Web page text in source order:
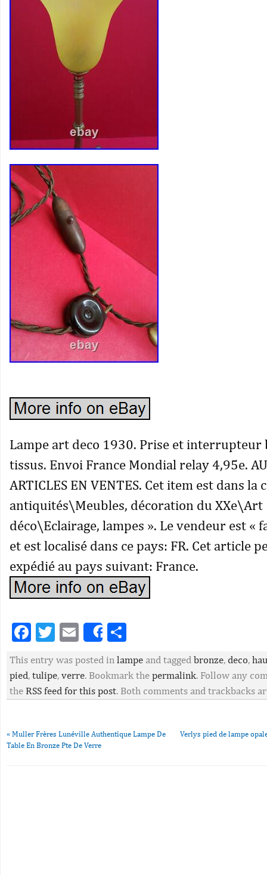
Lampe art deco 1930. Prise et interrupteur
tissus. Envoi France Mondial relay 4,95e.
ARTICLES EN VENTES. Cet item est dans la
antiquités\Meubles, décoration du XXe\Art
déco\Eclairage, lampes ». Le vendeur est «
et est localisé dans ce pays: FR. Cet article
expédié au pays suivant: France.
Facebook
Twitter
EmailShare
This entry was posted in lampe and tagged bronze, deco,
pied, tulipe, verre. Bookmark the permalink. Follow any
the RSS feed for this post. Both comments and trackbacks
« Muller Frères Lunéville Authentique Lampe De
Table En Bronze Pte De Verre
Verlys pied de lampe